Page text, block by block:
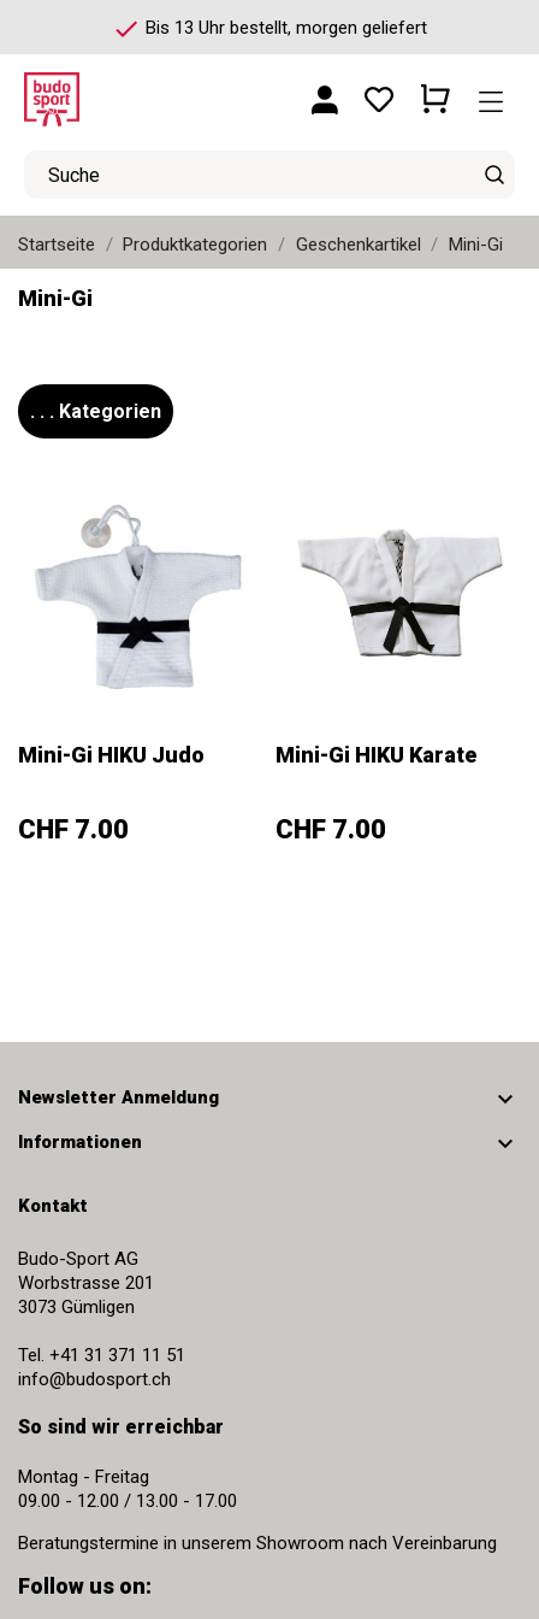
check Bis 13 Uhr bestellt, morgen geliefert
Startseite Produktkategorien Geschenkartikel Mini-Gi
Mini-Gi
. . . Kategorien
Mini-Gi HIKU Judo
Preis
CHF 7.00
Mini-Gi HIKU Karate
Preis
CHF 7.00
Newsletter Anmeldung 
Informationen 
Kontakt
Budo-Sport AG
Worbstrasse 201
3073 Gümligen
Tel. +41 31 371 11 51
info@budosport.ch
So sind wir erreichbar
Montag - Freitag
09.00 - 12.00 / 13.00 - 17.00
Beratungstermine in unserem Showroom nach Vereinbarung
Follow us on: